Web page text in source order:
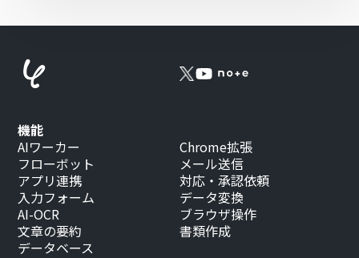
機能
AIワーカー
フローボット
アプリ連携
入力フォーム
AI-OCR
文章の要約
データベース
Chrome拡張
メール送信
対応・承認依頼
データ変換
ブラウザ操作
書類作成